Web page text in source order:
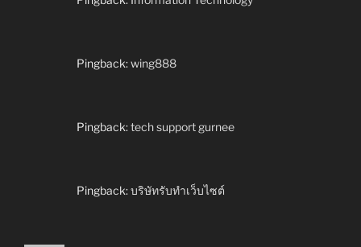
Pingback:wing888
Pingback:tech support gurnee
Pingback:บริษัทรับทำเว็บไซต์